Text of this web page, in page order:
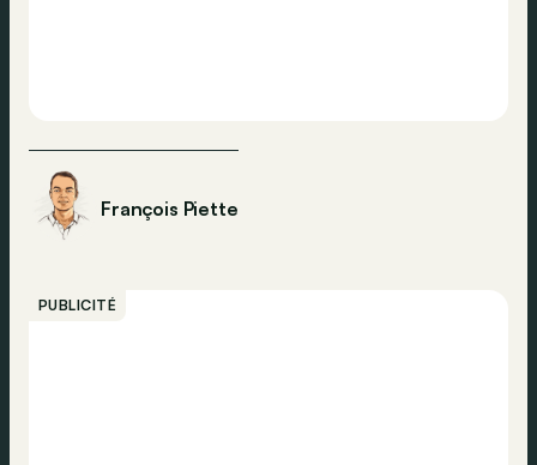
François Piette
PUBLICITÉ